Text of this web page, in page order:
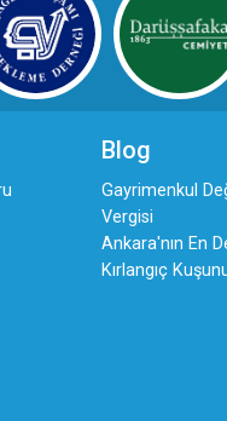
Blog
Gayrimenkul
Vergisi
Ankara'nın En
Kırlangıç